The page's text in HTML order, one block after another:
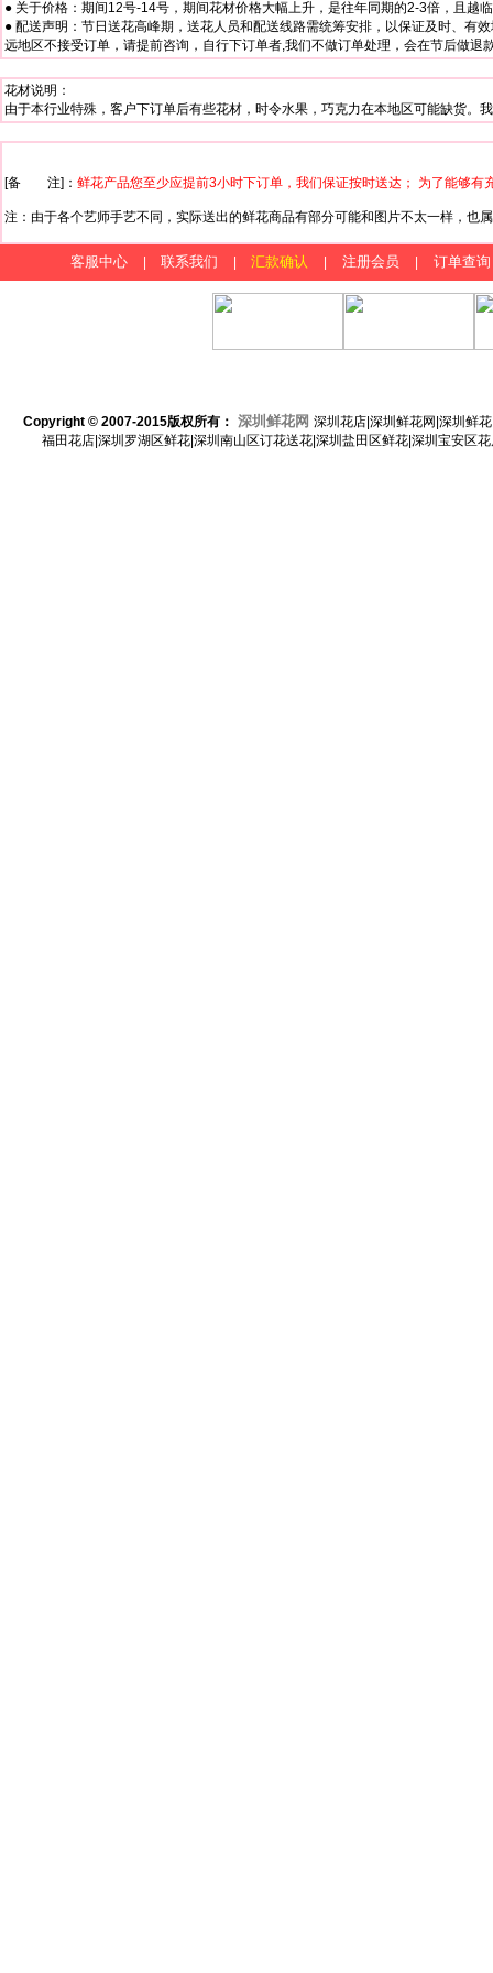
● 关于价格：期间12号-14号，期间花材价格大幅上升，是往年同期的2-3倍，且越
● 配送声明：节日送花高峰期，送花人员和配送线路需统筹安排，以保证及时、有
远地区不接受订单，请提前咨询，自行下订单者,我们不做订单处理，会在节后做
花材说明：
由于本行业特殊，客户下订单后有些花材，时令水果，巧克力在本地区可能缺货
[备 注]： 鲜花产品您至少应提前3小时下订单，我们保证按时送达； 为了能够有
注：由于各个艺师手艺不同，实际送出的鲜花商品有部分可能和图片不太一样，
客服中心 联系我们 汇款确认 注册会员 订单查询
Copyright © 2007-2015版权所有： 深圳鲜花网 深圳花店|深圳鲜花网|深圳鲜
福田花店|深圳罗湖区鲜花|深圳南山区订花送花|深圳盐田区鲜花|深圳宝安区